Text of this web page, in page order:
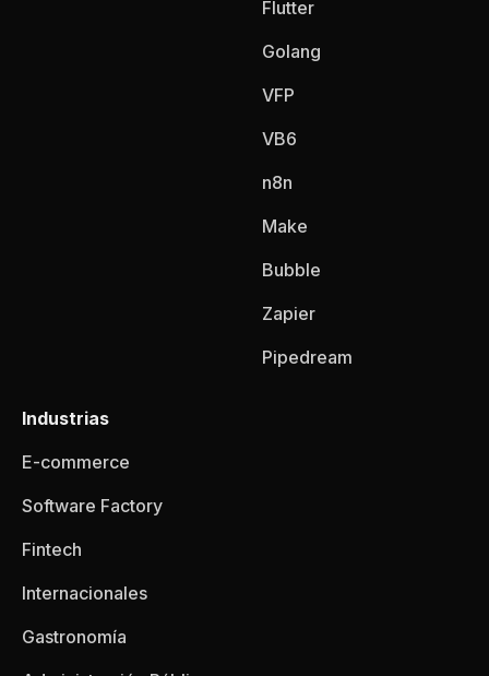
Flutter
Golang
VFP
VB6
n8n
Make
Bubble
Zapier
Pipedream
Industrias
E-commerce
Software Factory
Fintech
Internacionales
Gastronomía